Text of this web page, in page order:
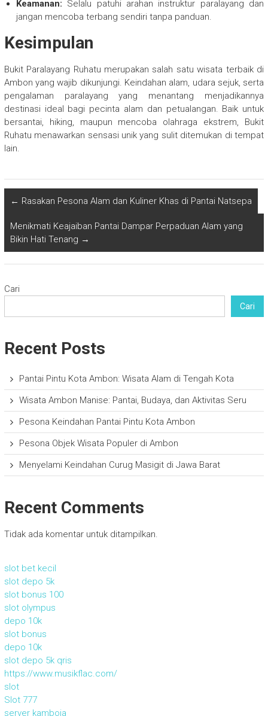
Keamanan: Selalu patuhi arahan instruktur paralayang dan
jangan mencoba terbang sendiri tanpa panduan.
Kesimpulan
Bukit Paralayang Ruhatu merupakan salah satu wisata terbaik di
Ambon yang wajib dikunjungi. Keindahan alam, udara sejuk, serta
pengalaman paralayang yang menantang menjadikannya
destinasi ideal bagi pecinta alam dan petualangan. Baik untuk
bersantai, hiking, maupun mencoba olahraga ekstrem, Bukit
Ruhatu menawarkan sensasi unik yang sulit ditemukan di tempat
lain.
← Rasakan Pesona Alam dan Kuliner Khas di Pantai Natsepa
Menikmati Keajaiban Pantai Dampar Perpaduan Alam yang
Bikin Hati Tenang →
Cari
Cari
Recent Posts
Pantai Pintu Kota Ambon: Wisata Alam di Tengah Kota
Wisata Ambon Manise: Pantai, Budaya, dan Aktivitas Seru
Pesona Keindahan Pantai Pintu Kota Ambon
Pesona Objek Wisata Populer di Ambon
Menyelami Keindahan Curug Masigit di Jawa Barat
Recent Comments
Tidak ada komentar untuk ditampilkan.
slot bet kecil
slot depo 5k
slot bonus 100
slot olympus
depo 10k
slot bonus
depo 10k
slot depo 5k qris
https://www.musikflac.com/
slot
Slot 777
server kamboja